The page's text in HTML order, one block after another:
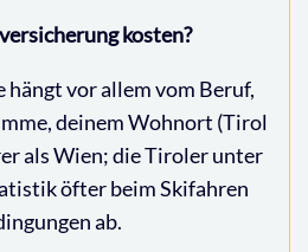
kosten?
hängt vor allem vom Beruf,
deinem Wohnort (Tirol
als Wien; die Tiroler unter
öfter beim Skifahren
ab.